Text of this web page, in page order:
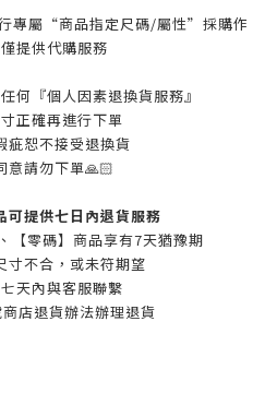
專屬“商品指定尺碼/屬性”採購作
僅提供代購服務
何『個人因素退換貨服務』
正確再進行下單
疵恕不接受退換貨
意請勿下單🙏🏻
可提供七日內退貨服務
【零碼】商品享有7天猶豫期
寸不合，或未符期望
天內與客服聯繫
店退貨辦法辦理退貨